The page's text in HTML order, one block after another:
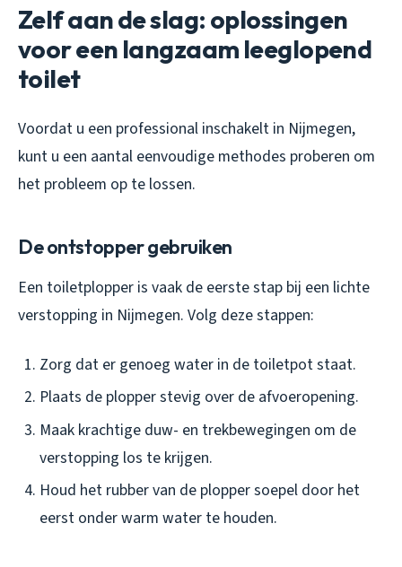
Zelf aan de slag: oplossingen
voor een langzaam leeglopend
toilet
Voordat u een professional inschakelt in Nijmegen,
kunt u een aantal eenvoudige methodes proberen om
het probleem op te lossen.
De ontstopper gebruiken
Een toiletplopper is vaak de eerste stap bij een lichte
verstopping in Nijmegen. Volg deze stappen:
Zorg dat er genoeg water in de toiletpot staat.
Plaats de plopper stevig over de afvoeropening.
Maak krachtige duw- en trekbewegingen om de
verstopping los te krijgen.
Houd het rubber van de plopper soepel door het
eerst onder warm water te houden.